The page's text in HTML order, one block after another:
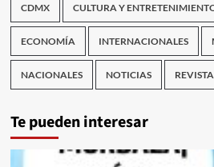
CDMX CULTURA Y
ECONOMÍA INTERNACIONALES
NACIONALES NOTICIAS
Te pueden interesar